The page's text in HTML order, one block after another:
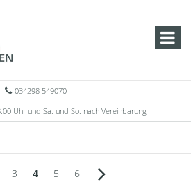
034298 549070
Uhr und Sa. und So. nach Vereinbarung
3 4 5 6